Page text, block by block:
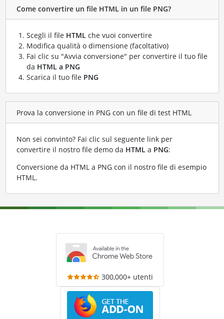
Come convertire un file HTML in un file PNG?
Scegli il file HTMLche vuoi convertire
Modifica qualità o dimensione (facoltativo)
Fai clic su "Avvia conversione" per convertire il tuo file
da HTML a PNG
Scarica il tuo file PNG
Prova la conversione in PNG con un file di test HTML
Non sei convinto? Fai clic sul seguente link per
convertire il nostro file demo da HTMLa PNG:
Conversione da HTML a PNG con il nostro file di esempio
HTML.
300,000+ utenti